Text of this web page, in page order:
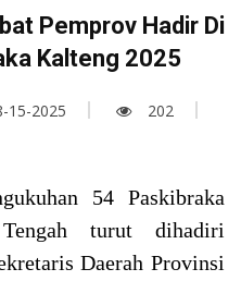
Pemprov Hadir Di
Kalteng 2025
15-2025
202
54 Paskibraka
turut dihadiri
Daerah Provinsi